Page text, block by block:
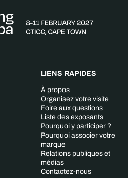
LIENS RAPIDES
À propos
Organisez votre visite
Foire aux questions
Liste des exposants
Pourquoi y participer ?
Pourquoi associer votre
marque
Relations publiques et
médias
Contactez-nous